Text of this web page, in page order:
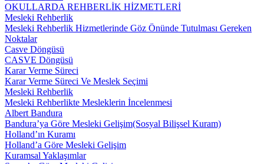
OKULLARDA REHBERLİK HİZMETLERİ
Mesleki Rehberlik
Mesleki Rehberlik Hizmetlerinde Göz Önünde Tutulması Gereken
Noktalar
Casve Döngüsü
CASVE Döngüsü
Karar Verme Süreci
Karar Verme Süreci Ve Meslek Seçimi
Mesleki Rehberlik
Mesleki Rehberlikte Mesleklerin İncelenmesi
Albert Bandura
Bandura’ya Göre Mesleki Gelişim(Sosyal Bilişsel Kuram)
Holland’ın Kuramı
Holland’a Göre Mesleki Gelişim
Kuramsal Yaklaşımlar